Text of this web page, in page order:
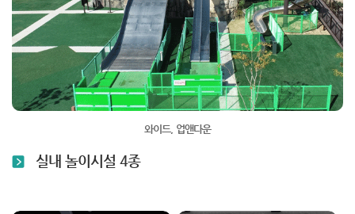
와이드, 업앤다운
실내 놀이시설 4종